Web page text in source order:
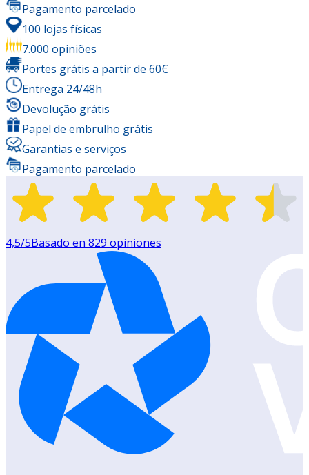
Pagamento parcelado
100 lojas físicas
7.000 opiniões
Portes grátis a partir de 60€
Entrega 24/48h
Devolução grátis
Papel de embrulho grátis
Garantias e serviços
Pagamento parcelado
4,5/5Basado en 829 opiniones